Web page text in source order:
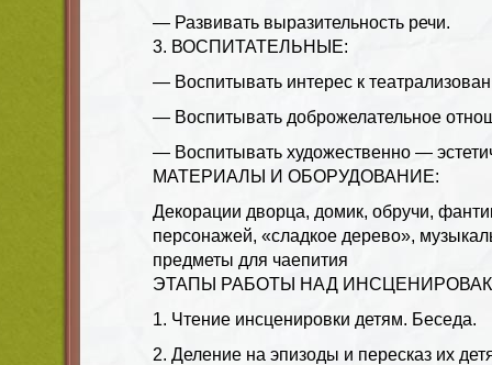
— Развивать выразительность речи.
3. ВОСПИТАТЕЛЬНЫЕ:
— Воспитывать интерес к
— Воспитывать доброжелательное
— Воспитывать художественно —
МАТЕРИАЛЫ И ОБОРУДОВАНИЕ:
Декорации дворца, домик, обручи,
персонажей, «сладкое дерево»,
предметы для чаепития
ЭТАПЫ РАБОТЫ НАД
1. Чтение инсценировки детям. Беседа.
2. Деление на эпизоды и пересказ их